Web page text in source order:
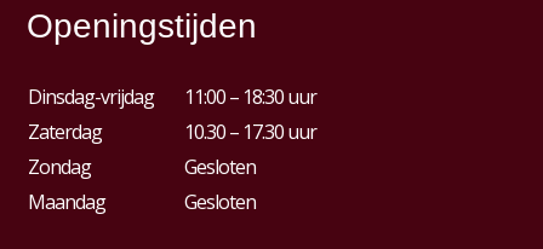
Openingstijden
Dinsdag-vrijdag
11:00 – 18:30 uur
Zaterdag
10.30 – 17.30 uur
Zondag
Gesloten
Maandag
Gesloten